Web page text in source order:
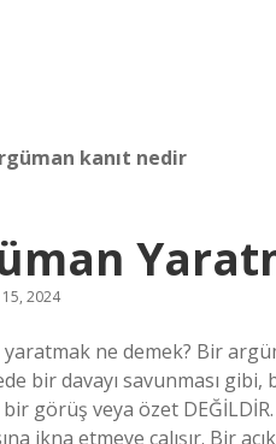
kanıt nedir
15, 2024
ne demek? Bir
bir davayı savunması gibi,
bir görüş veya özet
ikna etmeye çalışır. Bir